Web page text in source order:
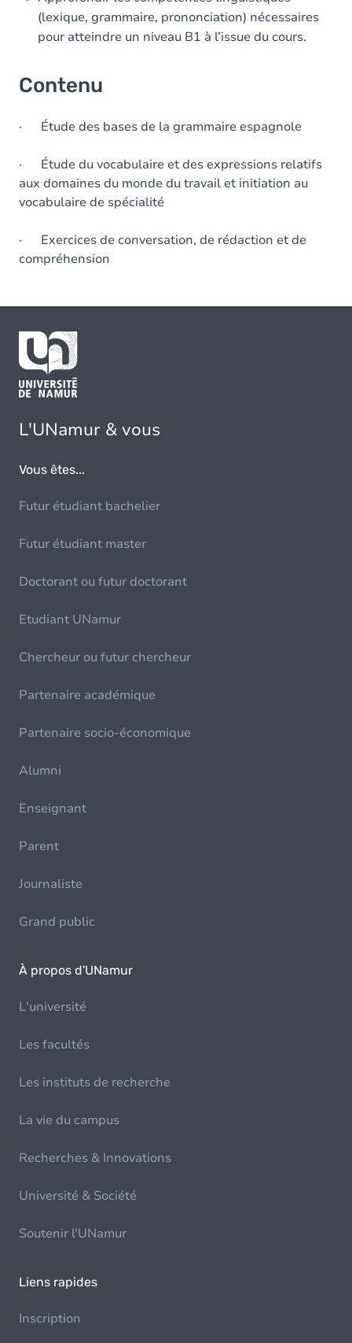
(lexique, grammaire, prononciation) nécessaires
pour atteindre un niveau B1 à l’issue du cours.
Contenu
· Étude des bases de la grammaire espagnole
· Étude du vocabulaire et des expressions relatifs
aux domaines du monde du travail et initiation au
vocabulaire de spécialité
· Exercices de conversation, de rédaction et de
compréhension
L'UNamur & vous
Vous êtes...
Futur étudiant bachelier
Futur étudiant master
Doctorant ou futur doctorant
Etudiant UNamur
Chercheur ou futur chercheur
Partenaire académique
Partenaire socio-économique
Alumni
Enseignant
Parent
Journaliste
Grand public
À propos d'UNamur
L'université
Les facultés
Les instituts de recherche
La vie du campus
Recherches & Innovations
Université & Société
Soutenir l'UNamur
Liens rapides
Inscription